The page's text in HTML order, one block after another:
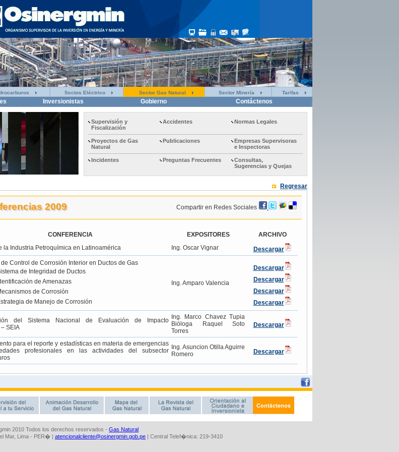
Sectos Eléctrico Sector Gas Natural Sector Minería Tarifas
Inversionistas Gobierno Contáctenos
Supervisión y
Fiscalización
Accidentes Normas Legales
Proyectos de Gas
Natural
Publicaciones
Empresas Supervisoras
e Inspectoras
Incidentes Preguntas Frecuentes
Consultas,
Sugerencias y Quejas
2010 Todos los derechos reservados - Gas Natural
Mar, Lima - PER� | atencionalcliente@osinergmin.gob.pe | Central Telef�nica: 219-3410